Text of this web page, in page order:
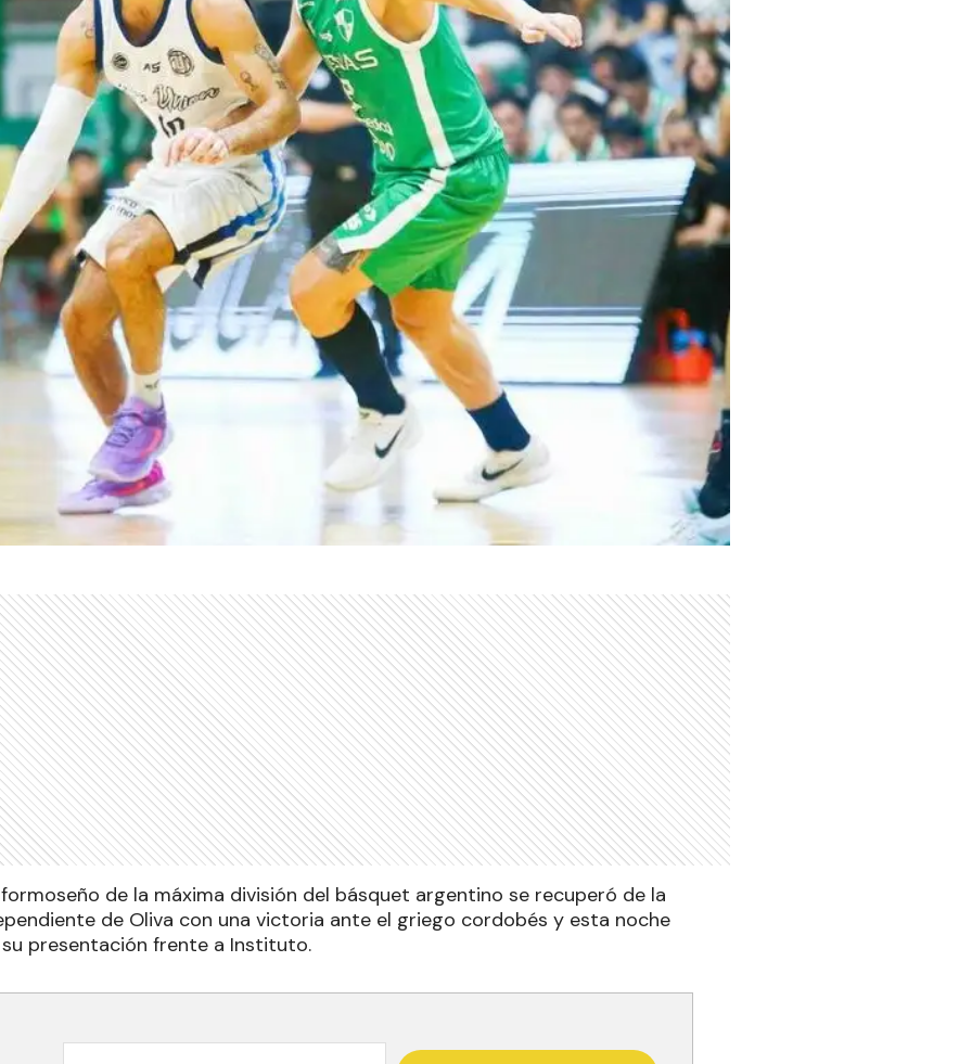
de la máxima división del básquet argentino se recuperó de la
de Oliva con una victoria ante el griego cordobés y esta noche
presentación frente a Instituto.